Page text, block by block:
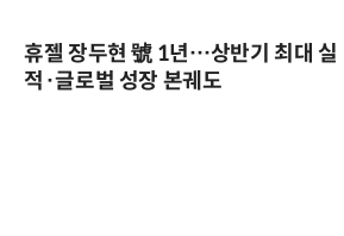
휴젤 장두현 號 1년…상반기 최대 실
적·글로벌 성장 본궤도